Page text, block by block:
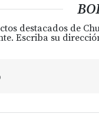
destacados de
Escriba su